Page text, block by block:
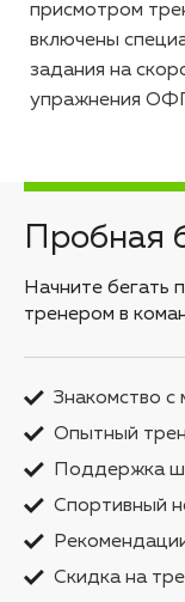
присмотром
включены
задания на
упражнения
Пробная
Начните бегать
тренером в
Знакомство с
Опытный
Поддержка
Спортивный
Скидка на